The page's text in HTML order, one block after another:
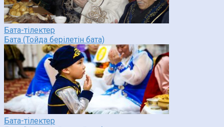
Бата-тілектер
Бата (Тойда берілетін бата)
Бата-тілектер